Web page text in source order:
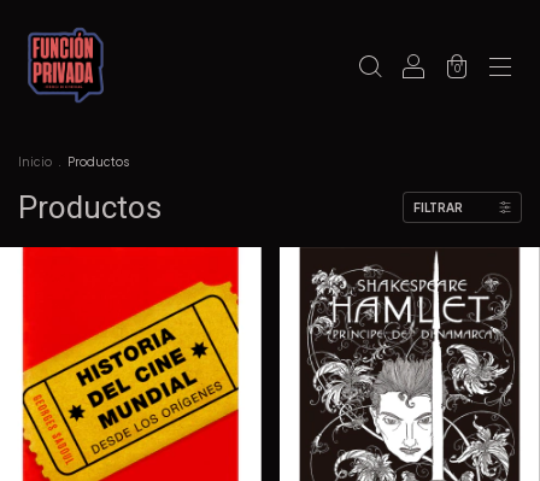
0
Inicio Productos
Productos FILTRAR